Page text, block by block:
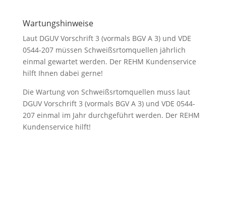
Wartungshinweise
Laut DGUV Vorschrift 3 (vormals BGV A 3) und VDE
0544-207 müssen Schweißsrtomquellen jährlich
einmal gewartet werden. Der REHM Kundenservice
hilft Ihnen dabei gerne!
Die Wartung von Schweißsrtomquellen muss laut
DGUV Vorschrift 3 (vormals BGV A 3) und VDE 0544-
207 einmal im Jahr durchgeführt werden. Der REHM
Kundenservice hilft!